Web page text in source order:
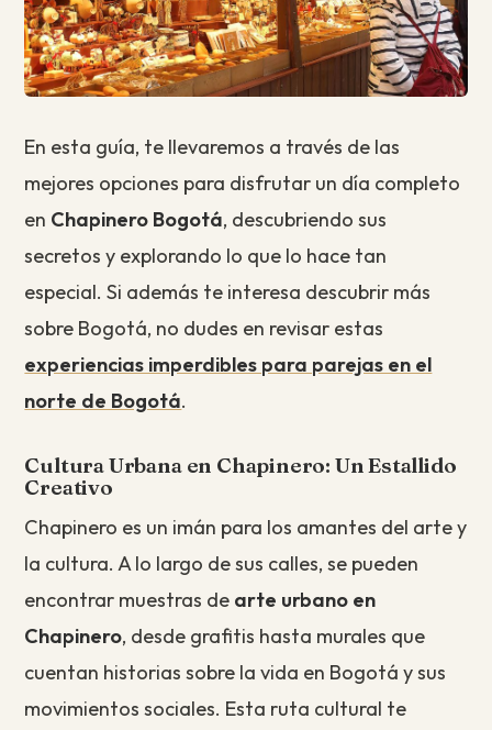
En esta guía, te llevaremos a través de las
mejores opciones para disfrutar un día completo
en Chapinero Bogotá, descubriendo sus
secretos y explorando lo que lo hace tan
especial. Si además te interesa descubrir más
sobre Bogotá, no dudes en revisar estas
experiencias imperdibles para parejas en el
norte de Bogotá.
Cultura Urbana en Chapinero: Un Estallido
Creativo
Chapinero es un imán para los amantes del arte y
la cultura. A lo largo de sus calles, se pueden
encontrar muestras de arte urbano en
Chapinero, desde grafitis hasta murales que
cuentan historias sobre la vida en Bogotá y sus
movimientos sociales. Esta ruta cultural te